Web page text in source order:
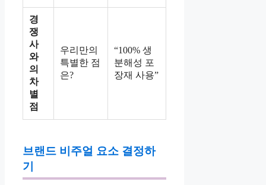
경
쟁
사
와
의
차
별
점
우리만의
특별한 점
은?
“100% 생
분해성 포
장재 사용”
브랜드 비주얼 요소 결정하
기